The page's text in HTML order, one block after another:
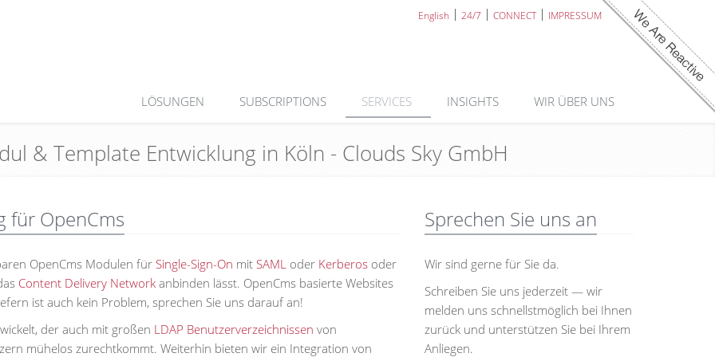
English 24/7 CONNECT IMPRESSUM
LÖSUNGEN SUBSCRIPTIONS SERVICES INSIGHTS WIR ÜBER UNS
& Template Entwicklung in Köln - Clouds Sky GmbH
für OpenCms
OpenCms Modulen für Single-Sign-On mit SAML oder Kerberos oder
Content Delivery Network anbinden lässt. OpenCms basierte Websites
ist auch kein Problem, sprechen Sie uns darauf an!
der auch mit großen LDAP Benutzerverzeichnissen von
mühelos zurechtkommt. Weiterhin bieten wir ein Integration von
Sprechen Sie uns an
Wir sind gerne für Sie da.
Schreiben Sie uns jederzeit — wir
melden uns schnellstmöglich bei Ihnen
zurück und unterstützen Sie bei Ihrem
Anliegen.